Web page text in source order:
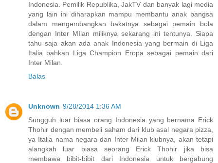
Indonesia. Pemilik Republika, JakTV dan banyak lagi media
yang lain ini diharapkan mampu membantu anak bangsa
dalam mengembangkan bakatnya sebagai pemain bola
dengan Inter MIlan miliknya sekarang ini tentunya. Siapa
tahu saja akan ada anak Indonesia yang bermain di Liga
Italia bahkan Liga Champion Eropa sebagai pemain dari
Inter Milan.
Balas
Unknown 9/28/2014 1:36 AM
Sungguh luar biasa orang Indonesia yang bernama Erick
Thohir dengan membeli saham dari klub asal negara pizza,
ya Italia nama negara dan Inter Milan klubnya, akan tetapi
alangkah luar biasa seorang Erick Thohir jika bisa
membawa bibit-bibit dari Indonesia untuk bergabung